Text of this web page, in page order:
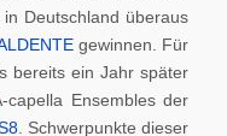
Deutschland überaus
gewinnen. Für
bereits ein Jahr später
Ensembles der
. Schwerpunkte dieser